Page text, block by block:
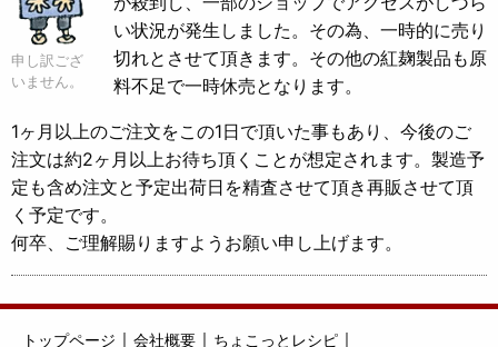
申し訳ござ
いません。
い状況が発生しました。その為、一時的に売り
切れとさせて頂きます。その他の紅麹製品も原
料不足で一時休売となります。
1ヶ月以上のご注文をこの1日で頂いた事もあり、今後のご
注文は約2ヶ月以上お待ち頂くことが想定されます。製造予
定も含め注文と予定出荷日を精査させて頂き再販させて頂
く予定です。
何卒、ご理解賜りますようお願い申し上げます。
トップページ ｜ 会社概要 ｜ ちょこっとレシピ ｜